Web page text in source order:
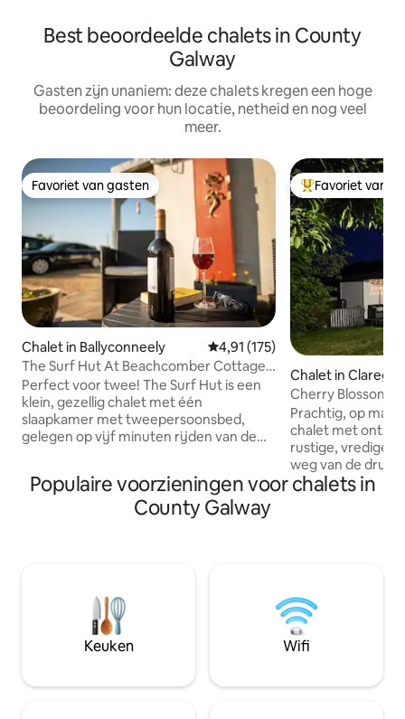
Best beoordeelde chalets in County
Galway
Gasten zijn unaniem: deze chalets kregen een hoge
beoordeling voor hun locatie, netheid en nog veel
meer.
Favoriet van gasten
Favoriet van gasten
Chalet in Ballyconneely Gemiddelde beoordeling van
4,91 (175)
The Surf Hut At Beachcomber Cottages
Perfect voor 2
Perfect voor twee! The Surf Hut is een
klein, gezellig chalet met één
slaapkamer met tweepersoonsbed,
gelegen op vijf minuten rijden van de
Geweldige plek om te zwemmen, te
wandelen op het strand, te golfen, te
surfen, te ponytrekken en te fietsen.
gerenoveerde badkamer met douche
Eigen patio met uitzicht op de tuin.
Topfavoriet van
Favoriet van
Chalet in
Cherry Blossom
Prachtig, op
chalet met
rustige, vredige
weg van de
minuten van
snelweg M17. Luister in de ochtendzon
naar het
de zon achter de
minuten lopen
Populaire voorzieningen voor chalets in
County Galway
Keuken Wifi